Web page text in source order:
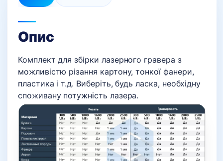
Опис
Комплект для збірки лазерного гравера з
можливістю різання картону, тонкої фанери,
пластика і т.д. Виберіть, будь ласка, необхідну
споживану потужність лазера.